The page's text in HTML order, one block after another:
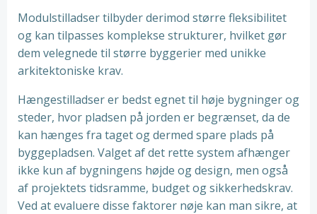
Modulstilladser tilbyder derimod større fleksibilitet
og kan tilpasses komplekse strukturer, hvilket gør
dem velegnede til større byggerier med unikke
arkitektoniske krav.
Hængestilladser er bedst egnet til høje bygninger og
steder, hvor pladsen på jorden er begrænset, da de
kan hænges fra taget og dermed spare plads på
byggepladsen. Valget af det rette system afhænger
ikke kun af bygningens højde og design, men også
af projektets tidsramme, budget og sikkerhedskrav.
Ved at evaluere disse faktorer nøje kan man sikre, at